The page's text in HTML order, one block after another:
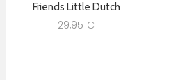
Friends Little Dutch
29,95 €